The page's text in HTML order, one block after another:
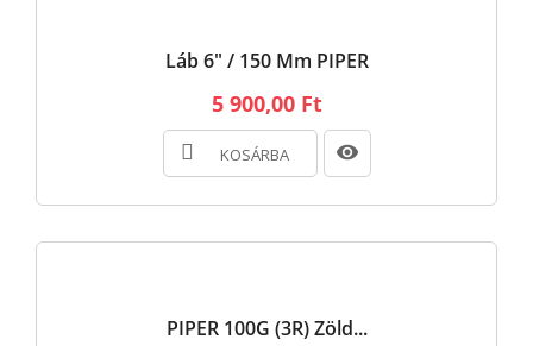
Láb 6" / 150 Mm PIPER
5 900,00 Ft
KOSÁRBA
PIPER 100G (3R) Zöld...